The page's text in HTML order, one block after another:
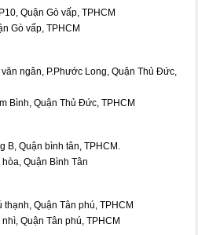
Quận Gò vấp, TPHCM
Gò vấp, TPHCM
ngân, P.Phước Long, Quận Thủ Đức,
Bình, Quận Thủ Đức, TPHCM
B, Quận bình tân, TPHCM.
Quận Bình Tân
Quận Tân phú, TPHCM
Quận Tân phú, TPHCM